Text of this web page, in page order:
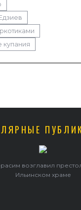
купания
возглавил
Ильинском храме